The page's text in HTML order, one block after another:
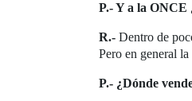
P.- Y a la ONCE
R.- Dentro de
Pero en general
P.- ¿Dónde